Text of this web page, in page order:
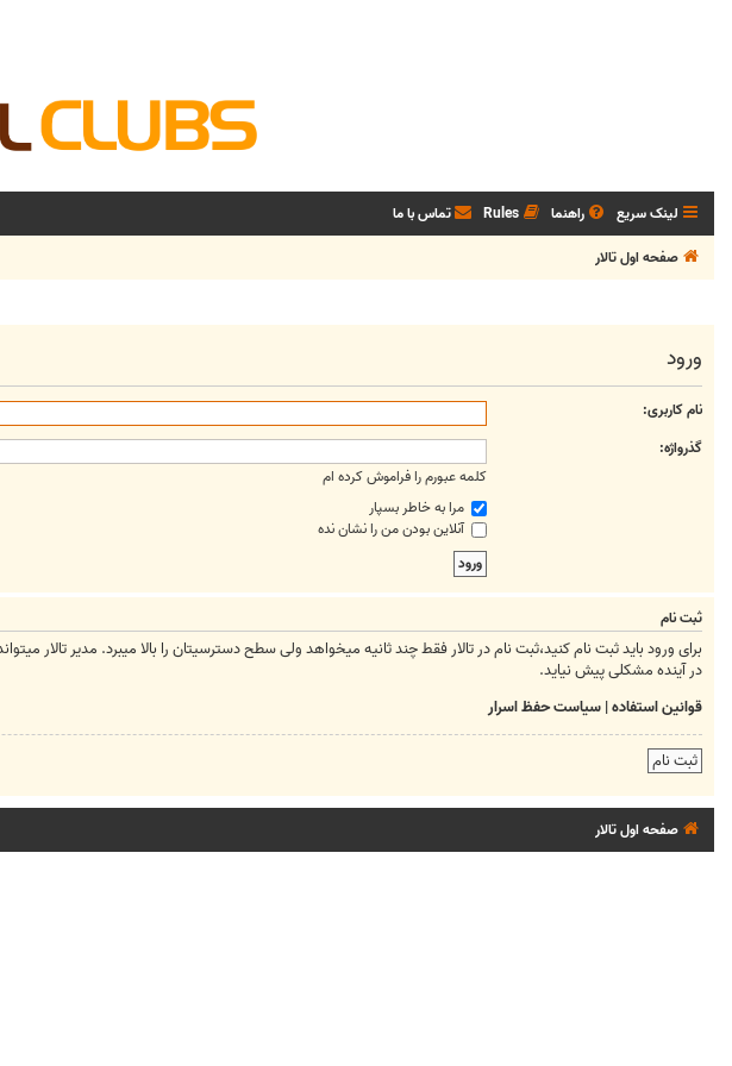
لینک سریع راهنما Rules تماس با ما
صفحه اول تالار
ورود
نام کاربری:
گذرواژه:
کلمه عبورم را فراموش کرده ام
مرا به خاطر بسپار
آنلاین بودن من را نشان نده
ثبت نام
برای ورود باید ثبت نام کنید،ثبت نام در تالار فقط چند ثانیه میخواهد ولی سطح دسترسیتان را بالا میبرد. مدیر تالار
در آینده مشکلی پیش نیاید.
قوانین استفاده|سیاست حفظ اسرار
ثبت نام
صفحه اول تالار